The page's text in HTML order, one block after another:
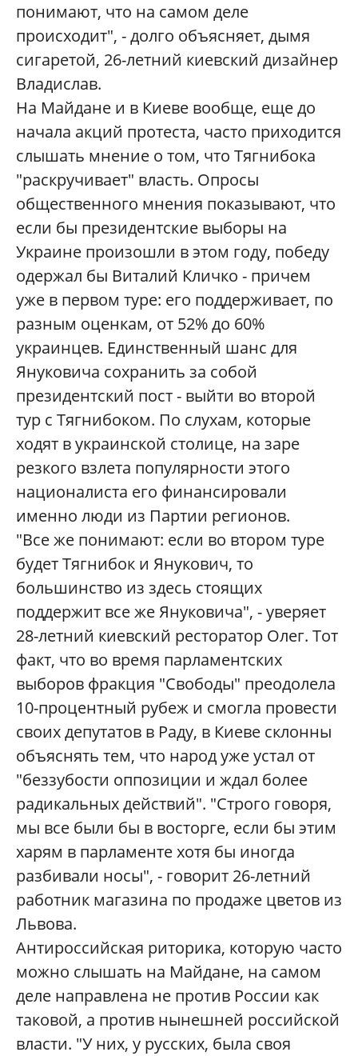
понимают, что на самом деле
происходит", - долго объясняет, дымя
сигаретой, 26-летний киевский дизайнер
Владислав.
На Майдане и в Киеве вообще, еще до
начала акций протеста, часто приходится
слышать мнение о том, что Тягнибока
"раскручивает" власть. Опросы
общественного мнения показывают, что
если бы президентские выборы на
Украине произошли в этом году, победу
одержал бы Виталий Кличко - причем
уже в первом туре: его поддерживает, по
разным оценкам, от 52% до 60%
украинцев. Единственный шанс для
Януковича сохранить за собой
президентский пост - выйти во второй
тур с Тягнибоком. По слухам, которые
ходят в украинской столице, на заре
резкого взлета популярности этого
националиста его финансировали
именно люди из Партии регионов.
"Все же понимают: если во втором туре
будет Тягнибок и Янукович, то
большинство из здесь стоящих
поддержит все же Януковича", - уверяет
28-летний киевский ресторатор Олег. Тот
факт, что во время парламентских
выборов фракция "Свободы" преодолела
10-процентный рубеж и смогла провести
своих депутатов в Раду, в Киеве склонны
объяснять тем, что народ уже устал от
"беззубости оппозиции и ждал более
радикальных действий". "Строго говоря,
мы все были бы в восторге, если бы этим
харям в парламенте хотя бы иногда
разбивали носы", - говорит 26-летний
работник магазина по продаже цветов из
Львова.
Антироссийская риторика, которую часто
можно слышать на Майдане, на самом
деле направлена не против России как
таковой, а против нынешней российской
власти. "У них, у русских, была своя